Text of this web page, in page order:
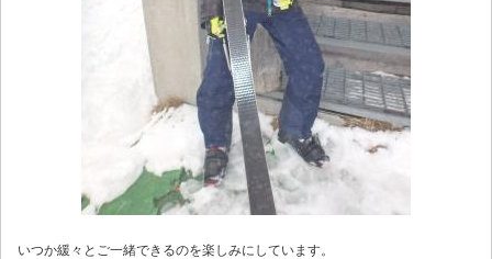
いつか緩々とご一緒できるのを楽しみにしています。